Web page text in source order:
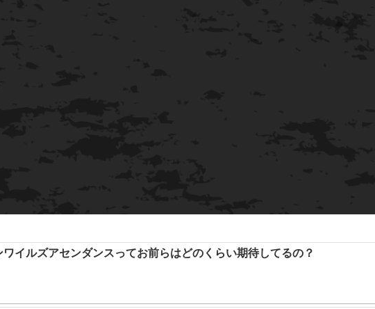
ワイルズアセンダンスってお前らはどのくらい期待してるの？